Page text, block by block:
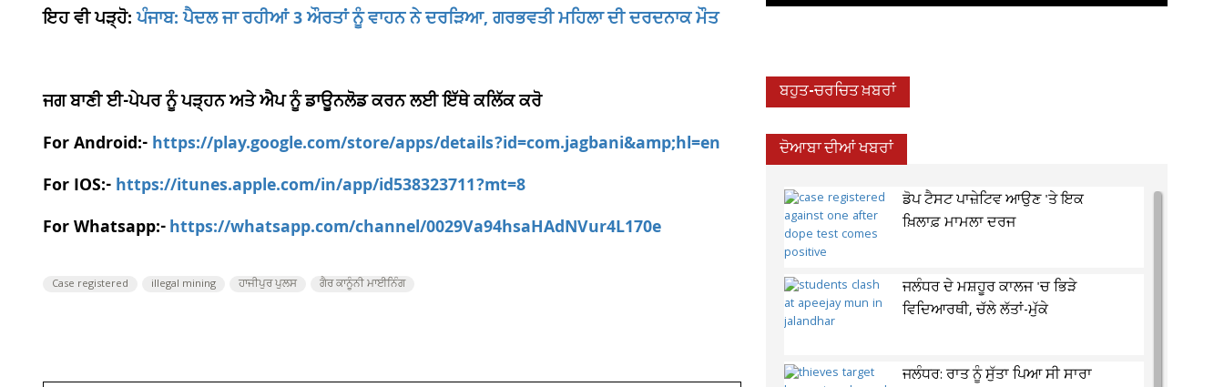
ਇਹ ਵੀ ਪੜ੍ਹੋ:ਪੰਜਾਬ: ਪੈਦਲ ਜਾ ਰਹੀਆਂ 3 ਔਰਤਾਂ ਨੂੰ ਵਾਹਨ ਨੇ ਦਰੜਿਆ, ਗਰਭਵਤੀ ਮਹਿਲਾ ਦੀ ਦਰਦਨਾਕ ਮੌਤ
ਜਗ ਬਾਣੀ ਈ-ਪੇਪਰ ਨੂੰ ਪੜ੍ਹਨ ਅਤੇ ਐਪ ਨੂੰ ਡਾਊਨਲੋਡ ਕਰਨ ਲਈ ਇੱਥੇ ਕਲਿੱਕ ਕਰੋ
For Android:-https://play.google.com/store/apps/details?id=com.jagbani&amp;hl=en
For IOS:-https://itunes.apple.com/in/app/id538323711?mt=8
For Whatsapp:-https://whatsapp.com/channel/0029Va94hsaHAdNVur4L170e
Case registered illegal mining ਹਾਜੀਪੁਰ ਪੁਲਸ ਗੈਰ ਕਾਨੂੰਨੀ ਮਾਈਨਿੰਗ
ਬਹੁਤ-ਚਰਚਿਤ ਖ਼ਬਰਾਂ
ਦੋਆਬਾ ਦੀਆਂ ਖਬਰਾਂ
ਡੋਪ ਟੈਸਟ ਪਾਜ਼ੇਟਿਵ ਆਉਣ 'ਤੇ ਇਕ
ਖ਼ਿਲਾਫ਼ ਮਾਮਲਾ ਦਰਜ
ਜਲੰਧਰ ਦੇ ਮਸ਼ਹੂਰ ਕਾਲਜ 'ਚ ਭਿੜੇ
ਵਿਦਿਆਰਥੀ, ਚੱਲੇ ਲੱਤਾਂ-ਮੁੱਕੇ
ਜਲੰਧਰ: ਰਾਤ ਨੂੰ ਸੁੱਤਾ ਪਿਆ ਸੀ ਸਾਰਾ